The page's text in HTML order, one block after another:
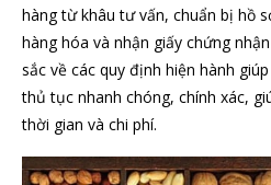
hàng từ khâu tư vấn, chuẩn bị hồ
hàng hóa và nhận giấy chứng
sắc về các quy định hiện hành
thủ tục nhanh chóng, chính xác,
thời gian và chi phí.